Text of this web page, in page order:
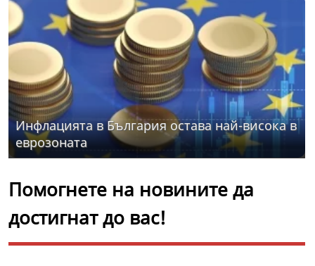
Инфлацията в България остава най-висока в
еврозоната
Помогнете на новините да
достигнат до вас!